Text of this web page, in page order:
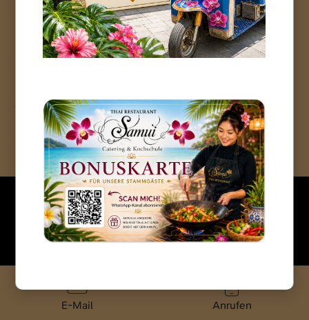
17:00 bis 21:00 Uhr
Sonntag
Termine für die Kochschule
Termine für die Kochschule nach vorheriger
Vereinbarung.
Impressum
Datenschutz
E-Mail Anrufen